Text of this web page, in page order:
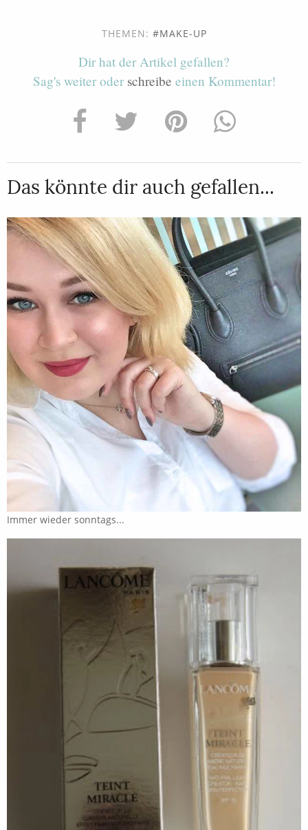
THEMEN: MAKE-UP
Dir hat der Artikel gefallen?
Sag's weiter oder schreibe einen Kommentar!
Das könnte dir auch gefallen...
Immer wieder sonntags...